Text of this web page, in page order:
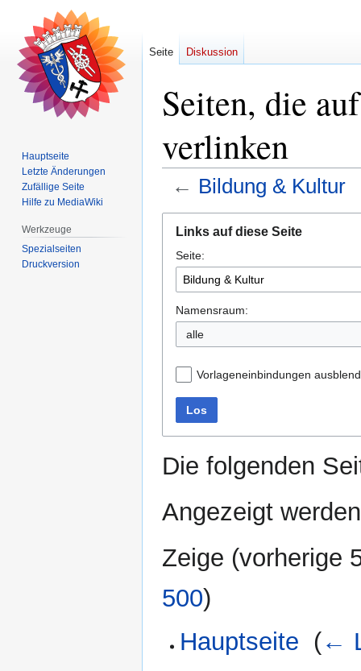
Seiten, die
verlinken
← Bildung & Kultur
Navigation
springen
Suche
springen
Links auf diese Seite
Seite:
Namensraum:
alle
Vorlageneinbindungen
Los
Die folgenden
Angezeigt
Zeige (vorherige
500)
Hauptseite (←
Seite Diskussion
Hauptseite
Letzte Änderungen
Zufällige Seite
Hilfe zu MediaWiki
Werkzeuge
Spezialseiten
Druckversion